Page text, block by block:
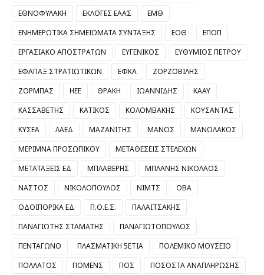
ΕΘΝΟΦΥΛΑΚΗ
ΕΚΛΟΓΕΣ ΕΑΑΣ
ΕΜΘ
ΕΝΗΜΕΡΩΤΙΚΑ ΣΗΜΕΙΩΜΑΤΑ ΣΥΝΤΑΞΗΣ
ΕΟΘ
ΕΠΟΠ
ΕΡΓΑΣΙΑΚΟ ΑΠΟΣΤΡΑΤΩΝ
ΕΥΓΕΝΙΚΟΣ
ΕΥΘΥΜΙΟΣ ΠΕΤΡΟΥ
ΕΦΑΠΑΞ ΣΤΡΑΤΙΩΤΙΚΩΝ
ΕΦΚΑ
ΖΟΡΖΟΒΙΛΗΣ
ΖΟΡΜΠΑΣ
ΗΕΕ ΘΡΑΚΗ ΙΩΑΝΝΙΔΗΣ
ΚΑΑΥ
ΚΑΣΣΑΒΕΤΗΣ
ΚΑΤΙΚΟΣ ΚΟΛΟΜΒΑΚΗΣ
ΚΟΥΣΑΝΤΑΣ
ΚΥΣΕΑ
ΛΑΕΔ ΜΑΖΑΝΙΤΗΣ ΜΑΝΟΣ
ΜΑΝΩΛΑΚΟΣ
ΜΕΡΙΜΝΑ ΠΡΟΣΩΠΙΚΟΥ
ΜΕΤΑΘΕΣΕΙΣ ΣΤΕΛΕΧΩΝ
ΜΕΤΑΤΑΞΕΙΣ ΕΔ
ΜΠΛΑΒΕΡΗΣ
ΜΠΛΑΝΗΣ ΝΙΚΟΛΑΟΣ
ΝΑΣΤΟΣ
ΝΙΚΟΛΟΠΟΥΛΟΣ ΝΙΜΤΣ
ΟΒΑ
ΟΔΟΙΠΟΡΙΚΑ ΕΔ
Π.Ο.Ε.Σ.
ΠΑΛΑΙΤΣΑΚΗΣ
ΠΑΝΑΓΙΩΤΗΣ ΣΤΑΜΑΤΗΣ
ΠΑΝΑΓΙΩΤΟΠΟΥΛΟΣ
ΠΕΝΤΑΓΩΝΟ
ΠΛΑΣΜΑΤΙΚΗ 5ΕΤΙΑ
ΠΟΛΕΜΙΚΟ ΜΟΥΣΕΙΟ
ΠΟΛΛΑΤΟΣ
ΠΟΜΕΝΣ ΠΟΣ ΠΟΣΟΣΤΑ ΑΝΑΠΛΗΡΩΣΗΣ